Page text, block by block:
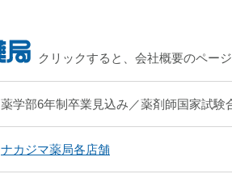
クリックすると、会社概要のペー
薬学部6年制卒業見込み／薬剤師国家試験
ナカジマ薬局各店舗